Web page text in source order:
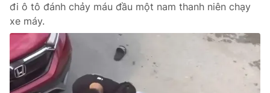
Pháp luật
Y tế
Thế giới
đi ô tô đánh chảy máu đầu một nam thanh niên chạy
xe máy.